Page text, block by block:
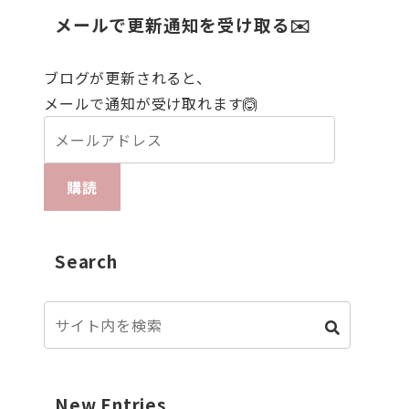
メールで更新通知を受け取る✉️
ブログが更新されると、
メールで通知が受け取れます🙆
購読
Search
New Entries